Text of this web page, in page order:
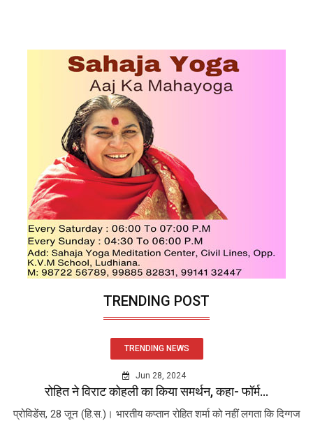
TRENDING POST
TRENDING NEWS
Jun 28, 2024
रोहित ने विराट कोहली का किया समर्थन, कहा- फॉर्म...
प्रोविडेंस, 28 जून (हि.स.)। भारतीय कप्तान रोहित शर्मा को नहीं लगता कि दिग्गज